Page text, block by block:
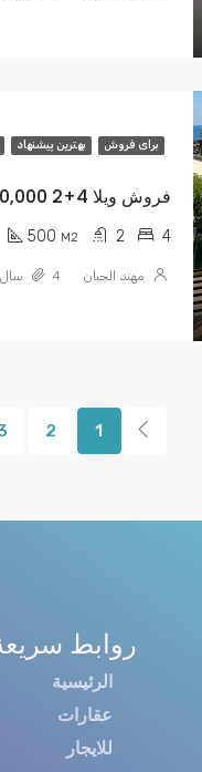
برای فروش بهترین پیشنهاد
فروش ویلا 4+2 Buyukcekmece 9,150,000 لیرة
4
2
500 M2
مهند الجبان 4 سال ago
1
2
روابط
الرئيسية
عقارات
للايجار